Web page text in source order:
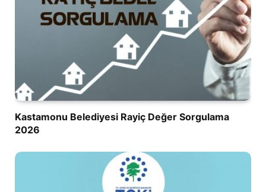
Kastamonu Belediyesi Rayiç Değer Sorgulama
2026